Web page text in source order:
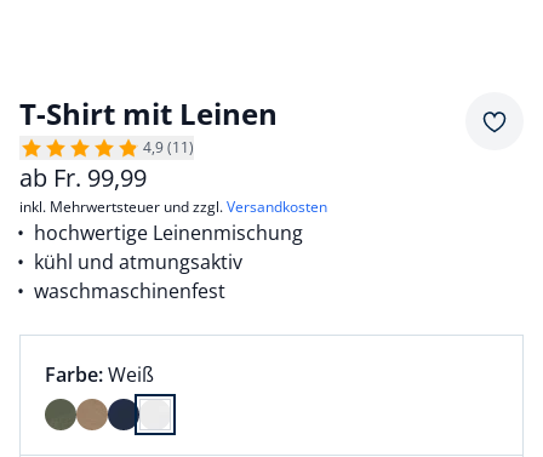
T-Shirt mit Leinen
4,9 (11)
ab Fr. 99,99
inkl. Mehrwertsteuer und zzgl.Versandkosten
hochwertige Leinenmischung
kühl und atmungsaktiv
waschmaschinenfest
Farbauswahl:
Farbe:aktuell ausgewählt:
Weiß
Farbe Weiß ausgewählt